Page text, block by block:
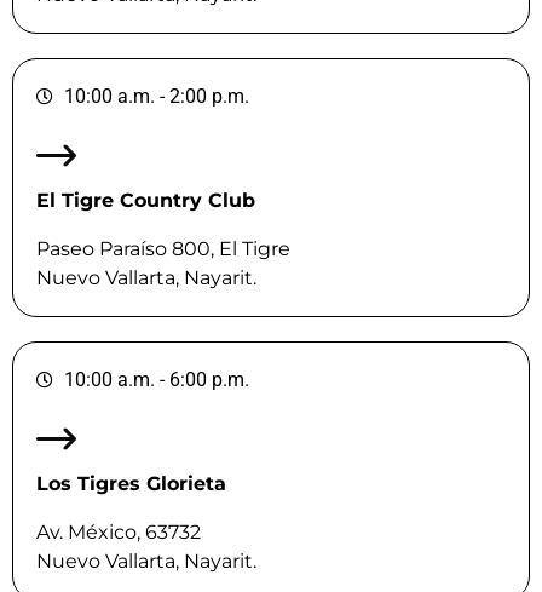
10:00 a.m. - 2:00 p.m.
El Tigre Country Club
Paseo Paraíso 800, El Tigre
Nuevo Vallarta, Nayarit.
10:00 a.m. - 6:00 p.m.
Los Tigres Glorieta
Av. México, 63732
Nuevo Vallarta, Nayarit.